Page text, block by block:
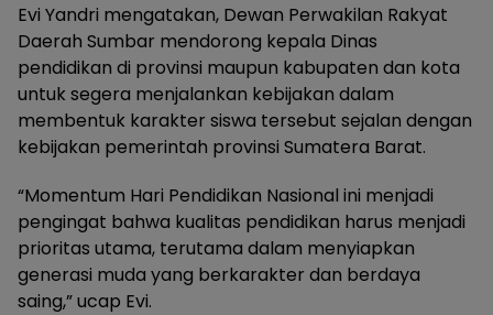
Evi Yandri mengatakan, Dewan Perwakilan Rakyat
Daerah Sumbar mendorong kepala Dinas
pendidikan di provinsi maupun kabupaten dan kota
untuk segera menjalankan kebijakan dalam
membentuk karakter siswa tersebut sejalan dengan
kebijakan pemerintah provinsi Sumatera Barat.
“Momentum Hari Pendidikan Nasional ini menjadi
pengingat bahwa kualitas pendidikan harus menjadi
prioritas utama, terutama dalam menyiapkan
generasi muda yang berkarakter dan berdaya
saing,” ucap Evi.